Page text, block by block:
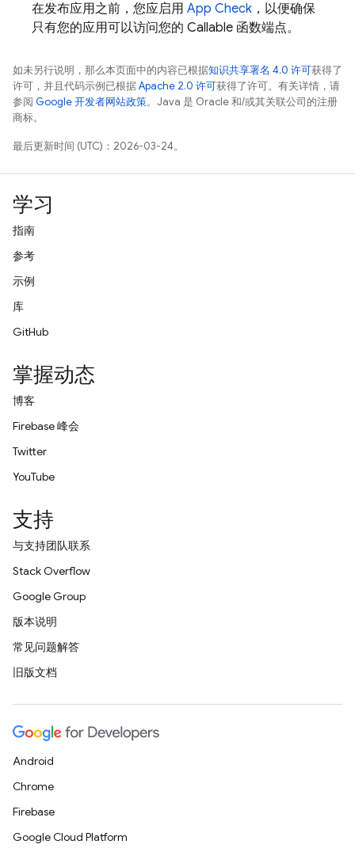
在发布应用之前，您应启用 App Check ，以便确保
只有您的应用可以访问您的 Callable 函数端点。
如未另行说明，那么本页面中的内容已根据知识共享署名 4.0 许可获得了
许可，并且代码示例已根据Apache 2.0 许可获得了许可。有关详情，请
参阅 Google 开发者网站政策。Java 是 Oracle 和/或其关联公司的注册
商标。
最后更新时间 (UTC)：2026-03-24。
学习
指南
参考
示例
库
GitHub
掌握动态
博客
Firebase 峰会
Twitter
YouTube
支持
与支持团队联系
Stack Overflow
Google Group
版本说明
常见问题解答
旧版文档
Android
Chrome
Firebase
Google Cloud Platform